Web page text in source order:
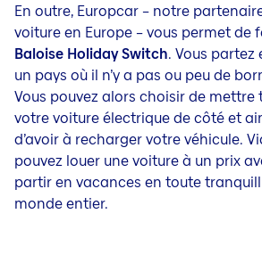
En outre, Europcar – notre
voiture en Europe – vous permet de
Baloise Holiday Switch. Vous
un pays où il n’y a pas ou peu de
Vous pouvez alors choisir de
votre voiture électrique de côté et
d’avoir à recharger votre véhicule.
pouvez louer une voiture à un prix
partir en vacances en toute
monde entier.